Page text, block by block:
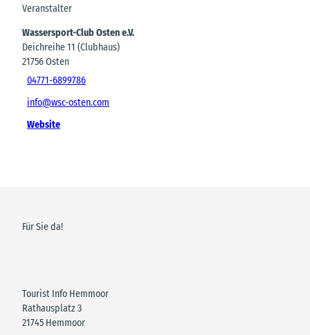
Veranstalter
Wassersport-Club Osten e.V.
Deichreihe 11 (Clubhaus)
21756Osten
04771-6899786
info@wsc-osten.com
Website
Für Sie da!
Tourist Info Hemmoor
Rathausplatz 3
21745 Hemmoor